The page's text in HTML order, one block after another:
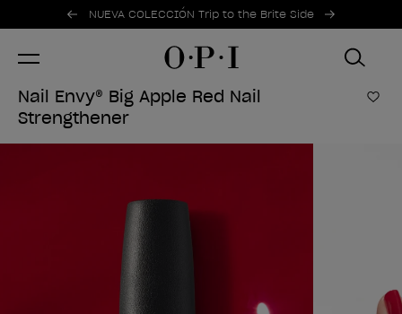
Ofertas promocionales
NUEVA COLECCIÓN Trip to the Brite Side
Item 1 of 2
Nail Envy® Big Apple Red Nail
Strengthener